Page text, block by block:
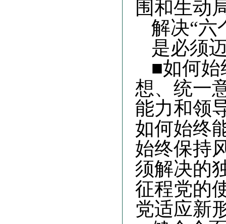
围和生动
解决“六
是必须
■如何始
想、统一
能力和领
如何始终
始终保持
须解决的
征程党的
党适应新